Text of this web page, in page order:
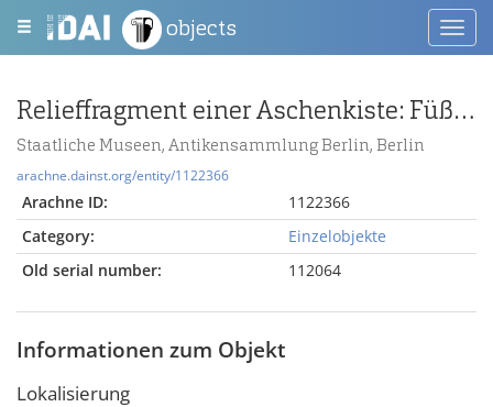
objects
Relieffragment einer Aschenkiste: Füße/Beine von acht stehenden Figuren
Staatliche Museen, Antikensammlung Berlin, Berlin
arachne.dainst.org/entity/1122366
Arachne ID:
1122366
Category:
Einzelobjekte
Old serial number:
112064
Informationen zum Objekt
Lokalisierung